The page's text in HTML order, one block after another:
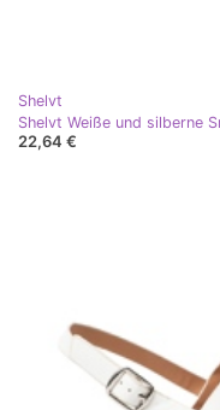
Shelvt
22,64 €